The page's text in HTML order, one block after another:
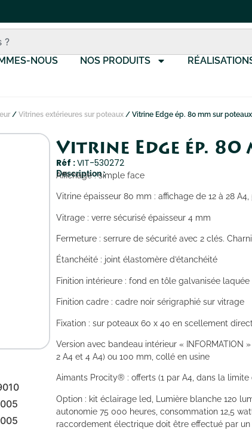
NOUS NOS PRODUITS
/ Vitrines extérieures sur poteaux / Vitrine Edge ép. 80 mm sur poteaux
Vitrine Edge ép.
Réf :VIT-530272
Description :
Affichage : simple face
Vitrine épaisseur 80 mm : affichage de 12 à 28
Vitrage : verre sécurisé épaisseur 4 mm
Fermeture : serrure de sécurité avec 2 clés.
Étanchéité : joint élastomère d’étanchéité
Finition intérieure : fond en tôle galvanisée
Finition cadre : cadre noir sérigraphié sur vitrage
Fixation : sur poteaux 60 x 40 en scellement direct
Version avec bandeau intérieur «
2 A4 et 4 A4) ou 100 mm, collé en usine
Aimants Procity® : offerts (1 par A4, dans la limite
Option : kit éclairage led, Lumière blanche 120
autonomie 75 000 heures, consommation 12,5
raccordement électrique doit être effectué par